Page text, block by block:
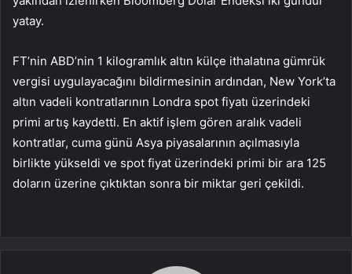
yatay.
FT’nin ABD’nin 1 kilogramlık altın külçe ithalatına gümrük
vergisi uygulayacağını bildirmesinin ardından, New York’ta
altın vadeli kontratlarının Londra spot fiyatı üzerindeki
primi artış kaydetti. En aktif işlem gören aralık vadeli
kontratlar, cuma günü Asya piyasalarının açılmasıyla
birlikte yükseldi ve spot fiyat üzerindeki primi bir ara 125
doların üzerine çıktıktan sonra bir miktar geri çekildi.